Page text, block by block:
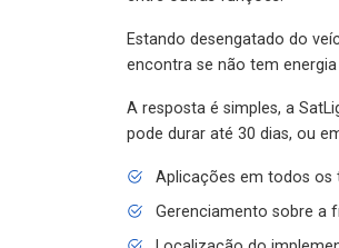
Estando desengatado do
encontra se não tem
A resposta é simples, a
pode durar até 30 dias, ou
Aplicações em todos os
Gerenciamento sobre a
Localização do